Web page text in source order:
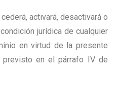
activará, desactivará o
jurídica de cualquier
en virtud de la presente
en el párrafo IV de